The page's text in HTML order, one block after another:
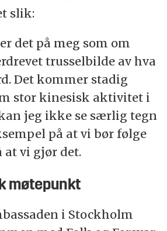
slik:
det på meg som om
trusselbilde av hva
Det kommer stadig
stor kinesisk aktivitet i
jeg ikke se særlig tegn
på at vi bør følge
at vi gjør det.
møtepunkt
i Stockholm